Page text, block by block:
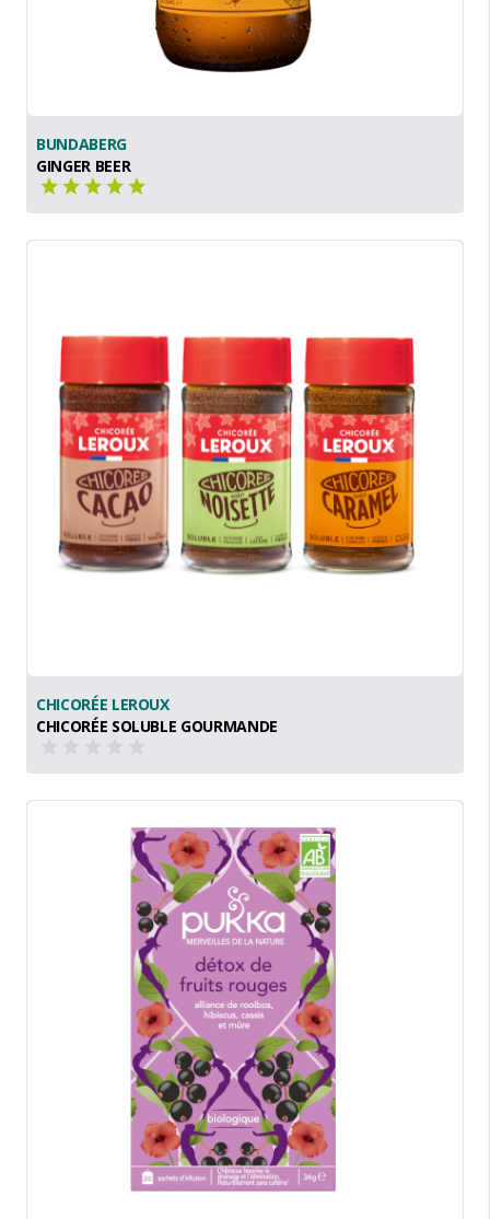
BUNDABERG
GINGER BEER
CHICORÉE LEROUX
CHICORÉE SOLUBLE GOURMANDE